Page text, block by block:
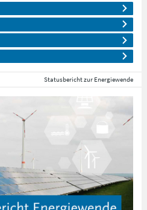
Statusbericht zur Energiewende